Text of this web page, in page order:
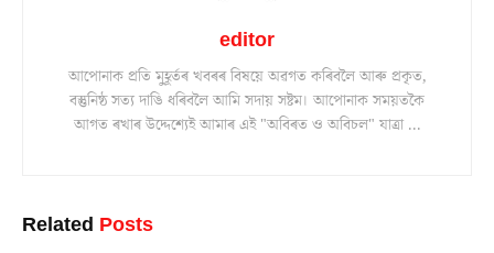
editor
আপোনাক প্ৰতি মুহূৰ্তৰ খবৰৰ বিষয়ে অৱগত কৰিবলৈ আৰু প্ৰকৃত,
বস্তুনিষ্ঠ সত্য দাঙি ধৰিবলৈ আমি সদায় সষ্টম। আপোনাক সময়তকৈ
আগত ৰখাৰ উদ্দেশ্যেই আমাৰ এই "অবিৰত ও অবিচল" যাত্ৰা ...
Related Posts